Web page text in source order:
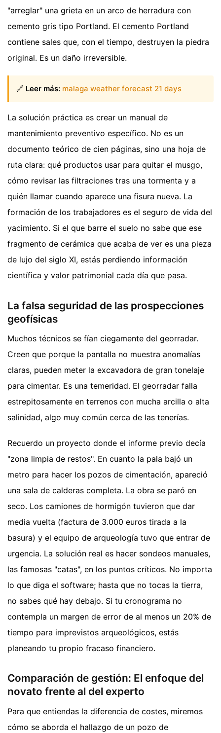
"arreglar" una grieta en un arco de herradura con
cemento gris tipo Portland. El cemento Portland
contiene sales que, con el tiempo, destruyen la piedra
original. Es un daño irreversible.
🔗 Leer más: malaga weather forecast 21 days
La solución práctica es crear un manual de
mantenimiento preventivo específico. No es un
documento teórico de cien páginas, sino una hoja de
ruta clara: qué productos usar para quitar el musgo,
cómo revisar las filtraciones tras una tormenta y a
quién llamar cuando aparece una fisura nueva. La
formación de los trabajadores es el seguro de vida del
yacimiento. Si el que barre el suelo no sabe que ese
fragmento de cerámica que acaba de ver es una pieza
de lujo del siglo XI, estás perdiendo información
científica y valor patrimonial cada día que pasa.
La falsa seguridad de las prospecciones
geofísicas
Muchos técnicos se fían ciegamente del georradar.
Creen que porque la pantalla no muestra anomalías
claras, pueden meter la excavadora de gran tonelaje
para cimentar. Es una temeridad. El georradar falla
estrepitosamente en terrenos con mucha arcilla o alta
salinidad, algo muy común cerca de las tenerías.
Recuerdo un proyecto donde el informe previo decía
"zona limpia de restos". En cuanto la pala bajó un
metro para hacer los pozos de cimentación, apareció
una sala de calderas completa. La obra se paró en
seco. Los camiones de hormigón tuvieron que dar
media vuelta (factura de 3.000 euros tirada a la
basura) y el equipo de arqueología tuvo que entrar de
urgencia. La solución real es hacer sondeos manuales,
las famosas "catas", en los puntos críticos. No importa
lo que diga el software; hasta que no tocas la tierra,
no sabes qué hay debajo. Si tu cronograma no
contempla un margen de error de al menos un 20% de
tiempo para imprevistos arqueológicos, estás
planeando tu propio fracaso financiero.
Comparación de gestión: El enfoque del
novato frente al del experto
Para que entiendas la diferencia de costes, miremos
cómo se aborda el hallazgo de un pozo de